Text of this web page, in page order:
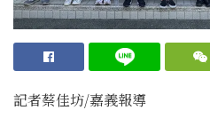
記者蔡佳坊/嘉義報導